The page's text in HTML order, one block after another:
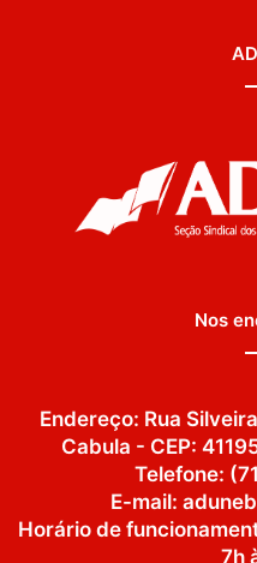
Nos
Endereço: Rua
Cabula - CEP:
Telefone:
E-mail:
Horário de
7h